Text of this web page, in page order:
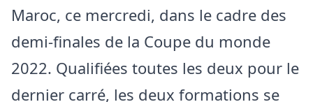
Maroc, ce mercredi, dans le cadre des
demi-finales de la Coupe du monde
2022. Qualifiées toutes les deux pour le
dernier carré, les deux formations se